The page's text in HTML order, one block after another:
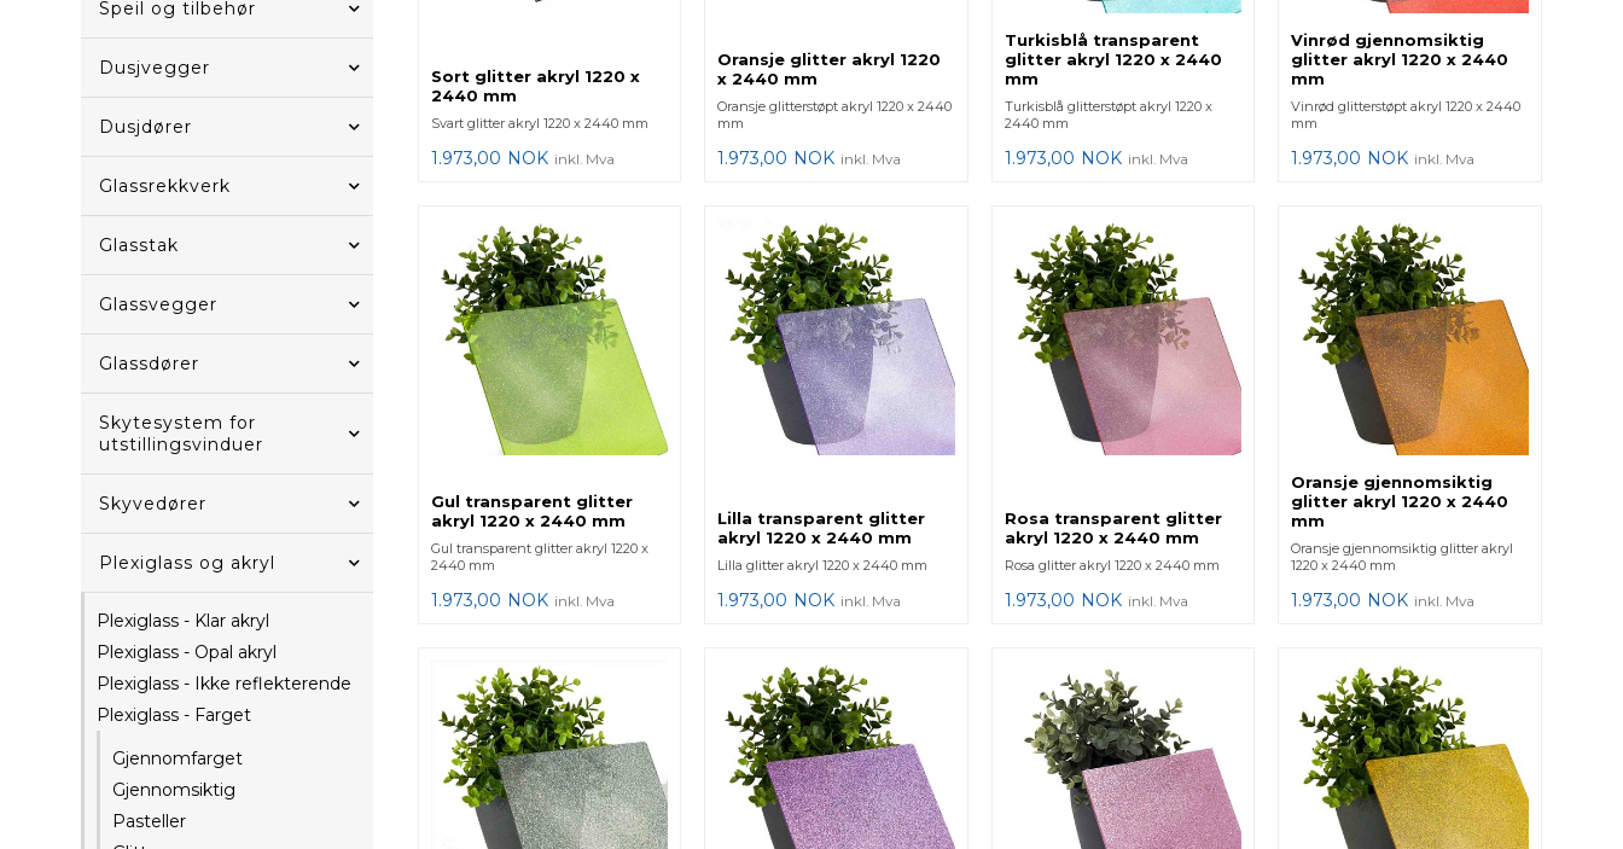
Speil og tilbehør
Dusjvegger
Dusjdører
Glassrekkverk
Glasstak
Glassvegger
Glassdører
Skytesystem for
utstillingsvinduer
Skyvedører
Plexiglass og akryl
Plexiglass - Klar akryl
Plexiglass - Opal akryl
Plexiglass - Ikke reflekterende
Plexiglass - Farget
Gjennomfarget
Gjennomsiktig
Pasteller
Sort glitter akryl 1220 x
2440 mm
Svart glitter akryl 1220 x 2440 mm
1.973,00 NOK inkl. Mva
Oransje glitter akryl 1220
x 2440 mm
Oransje glitterstøpt akryl 1220 x 2440
mm
1.973,00 NOK inkl. Mva
Turkisblå transparent
glitter akryl 1220 x 2440
mm
Turkisblå glitterstøpt akryl 1220 x
2440 mm
1.973,00 NOK inkl. Mva
Vinrød gjennomsiktig
glitter akryl 1220 x 2440
mm
Vinrød glitterstøpt akryl 1220 x 2440
mm
1.973,00 NOK inkl. Mva
Gul transparent glitter
akryl 1220 x 2440 mm
Gul transparent glitter akryl 1220 x
2440 mm
1.973,00 NOK inkl. Mva
Lilla transparent glitter
akryl 1220 x 2440 mm
Lilla glitter akryl 1220 x 2440 mm
1.973,00 NOK inkl. Mva
Rosa transparent glitter
akryl 1220 x 2440 mm
Rosa glitter akryl 1220 x 2440 mm
1.973,00 NOK inkl. Mva
Oransje gjennomsiktig
glitter akryl 1220 x 2440
mm
Oransje gjennomsiktig glitter akryl
1220 x 2440 mm
1.973,00 NOK inkl. Mva